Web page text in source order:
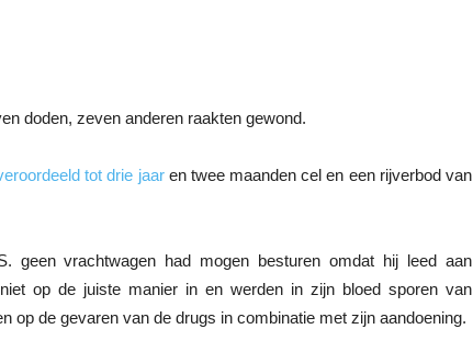
doden, zeven anderen raakten gewond.
tot drie jaaren twee maanden cel en een rijverbod van
geen vrachtwagen had mogen besturen omdat hij leed aan
op de juiste manier in en werden in zijn bloed sporen van
op de gevaren van de drugs in combinatie met zijn aandoening.